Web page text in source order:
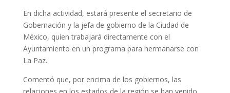
En dicha actividad, estará presente el secretario de
Gobernación y la jefa de gobierno de la Ciudad de
México, quien trabajará directamente con el
Ayuntamiento en un programa para hermanarse con
La Paz.
Comentó que, por encima de los gobiernos, las